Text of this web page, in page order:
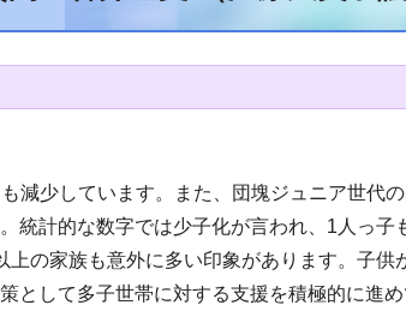
減少しています。また、団塊ジュニア世代
統計的な数字では少子化が言われ、1人っ子
の家族も意外に多い印象があります。子供
として多子世帯に対する支援を積極的に進